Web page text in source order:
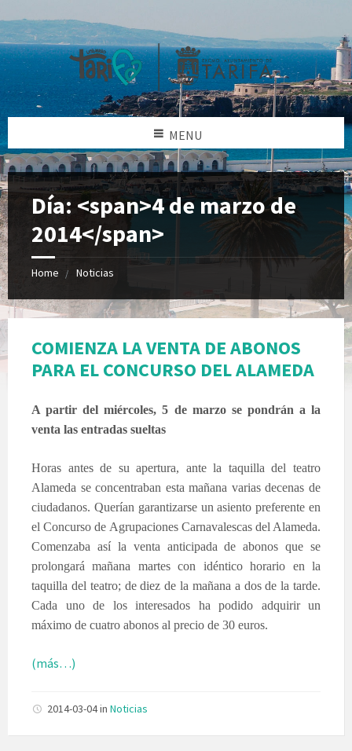
MENU
Día: <span>4 de marzo de
2014</span>
Home Noticias
COMIENZA LA VENTA DE ABONOS
PARA EL CONCURSO DEL ALAMEDA
A partir del miércoles, 5 de marzo se pondrán a la
venta las entradas sueltas
Horas antes de su apertura, ante la taquilla del teatro
Alameda se concentraban esta mañana varias decenas de
ciudadanos. Querían garantizarse un asiento preferente en
el Concurso de Agrupaciones Carnavalescas del Alameda.
Comenzaba así la venta anticipada de abonos que se
prolongará mañana martes con idéntico horario en la
taquilla del teatro; de diez de la mañana a dos de la tarde.
Cada uno de los interesados ha podido adquirir un
máximo de cuatro abonos al precio de 30 euros.
(más…)
2014-03-04in Noticias